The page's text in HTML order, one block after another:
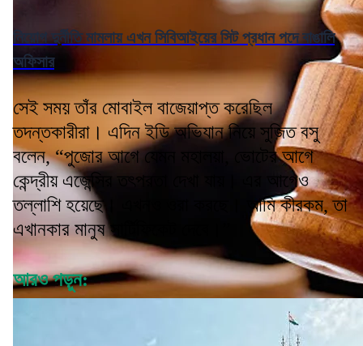
নিয়োগ দুর্নীতি মামলায় এখন সিবিআইয়ের সিট প্রধান পদে বাঙালি
অফিসার
সেই সময় তাঁর মোবাইল বাজেয়াপ্ত করেছিল
তদন্তকারীরা। এদিন ইডি অভিযান নিয়ে সুজিত বসু
বলেন, “পুজোর আগে যেমন মহালয়া, ভোটের আগে
কেন্দ্রীয় এজেন্সির তৎপরতা দেখা যায়। এর আগেও
তল্লাশি হয়েছে। এখনও ওরা করছে। আমি কীরকম, তা
এখানকার মানুষ সার্টিফিকেট দেবে।”
আরও পড়ুন: